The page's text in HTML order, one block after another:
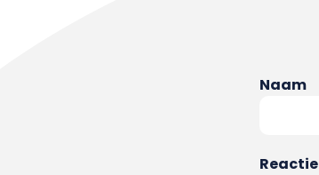
Naam
Reactie